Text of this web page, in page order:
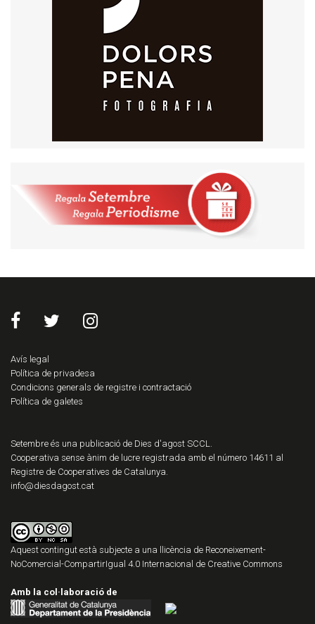
Avís legal
Política de privadesa
Condicions generals de registre i contractació
Política de galetes
Setembre és una publicació de Dies d'agost SCCL.
Cooperativa sense ànim de lucre registrada amb el número 14611 al
Registre de Cooperatives de Catalunya.
info@diesdagost.cat
Aquest contingut està subjecte a una llicència de Reconeixement-
NoComercial-CompartirIgual 4.0 Internacional de Creative Commons
Amb la col·laboració de